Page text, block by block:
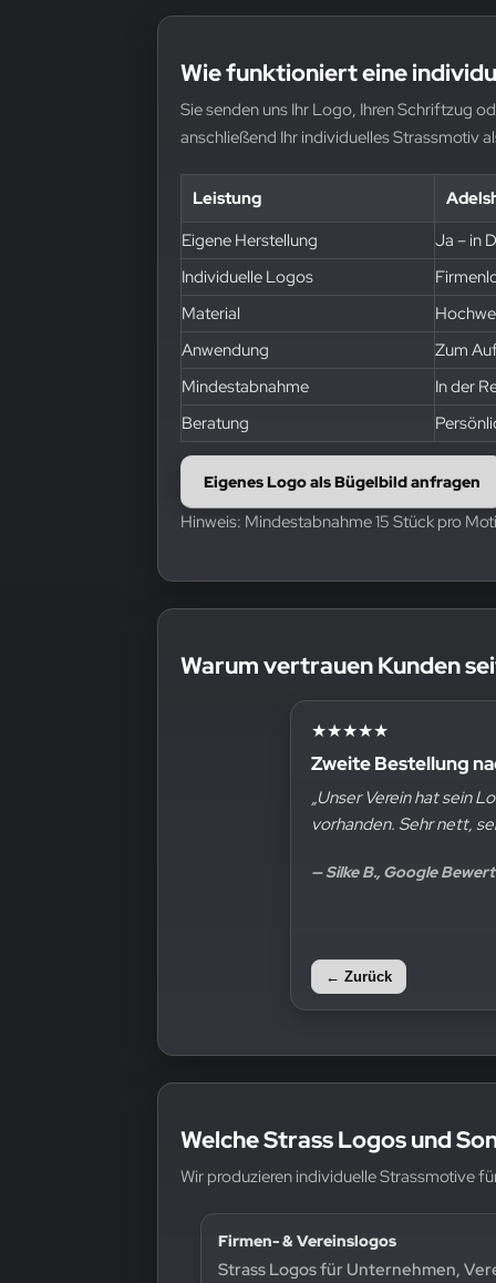
Wie funktioniert eine
Sie senden uns Ihr Logo, Ihren Schriftzug
anschließend Ihr individuelles Strassmotiv
Leistung
Eigene Herstellung
Ja – in
Individuelle Logos
Material
Anwendung
Zum
Mindestabnahme
In der
Beratung
Eigenes Logo als Bügelbild anfragen
Hinweis: Mindestabnahme 15 Stück pro
Warum vertrauen Kunden
★★★★★
Zweite Bestellung
„Unser Verein hat
vorhanden. Sehr
— Silke B., Google
★★★★★
Hervorragende
„Top Qualität, wir haben
noch drauf. Wir sind
— Markus Demharter,
← Zurück
Welche Strass Logos und
Wir produzieren individuelle Strassmotive
Firmen- & Vereinslogos
Strass Logos für Unternehmen,